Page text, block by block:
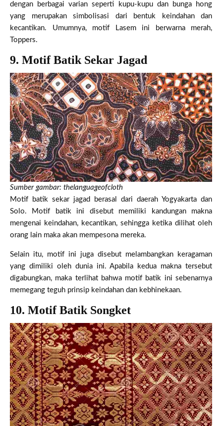
dengan berbagai varian seperti kupu-kupu dan bunga hong
yang merupakan simbolisasi dari bentuk keindahan dan
kecantikan. Umumnya, motif Lasem ini berwarna merah,
Toppers.
9. Motif Batik Sekar Jagad
Sumber gambar: thelanguageofcloth
Motif batik sekar jagad berasal dari daerah Yogyakarta dan
Solo. Motif batik ini disebut memiliki kandungan makna
mengenai keindahan, kecantikan, sehingga ketika dilihat oleh
orang lain maka akan mempesona mereka.
Selain itu, motif ini juga disebut melambangkan keragaman
yang dimiliki oleh dunia ini. Apabila kedua makna tersebut
digabungkan, maka terlihat bahwa motif batik ini sebenarnya
memegang teguh prinsip keindahan dan kebhinekaan.
10. Motif Batik Songket